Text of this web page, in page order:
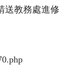
送教務處進修